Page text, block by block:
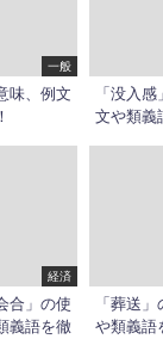
一般
味、例文
「没入
文や類義
経済
合」の使
義語を徹
「葬送
や類義語